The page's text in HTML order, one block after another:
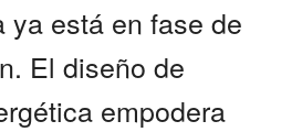
ya está en fase de
El diseño de
empodera